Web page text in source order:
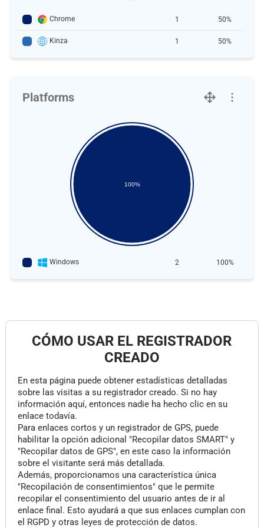
Chrome 1 50%
Kinza 1 50%
Platforms
100%
Windows 2 100%
CÓMO USAR EL REGISTRADOR
CREADO
En esta página puede obtener estadísticas detalladas
sobre las visitas a su registrador creado. Si no hay
información aquí, entonces nadie ha hecho clic en su
enlace todavía.
Para enlaces cortos y un registrador de GPS, puede
habilitar la opción adicional "Recopilar datos SMART" y
"Recopilar datos de GPS", en este caso la información
sobre el visitante será más detallada.
Además, proporcionamos una característica única
"Recopilación de consentimientos" que le permite
recopilar el consentimiento del usuario antes de ir al
enlace final. Esto ayudará a que sus enlaces cumplan con
el RGPD y otras leyes de protección de datos.